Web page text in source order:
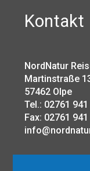
Kontakt
NordNatur
Martinstraße
57462 Olpe
Tel.: 02761
Fax: 02761